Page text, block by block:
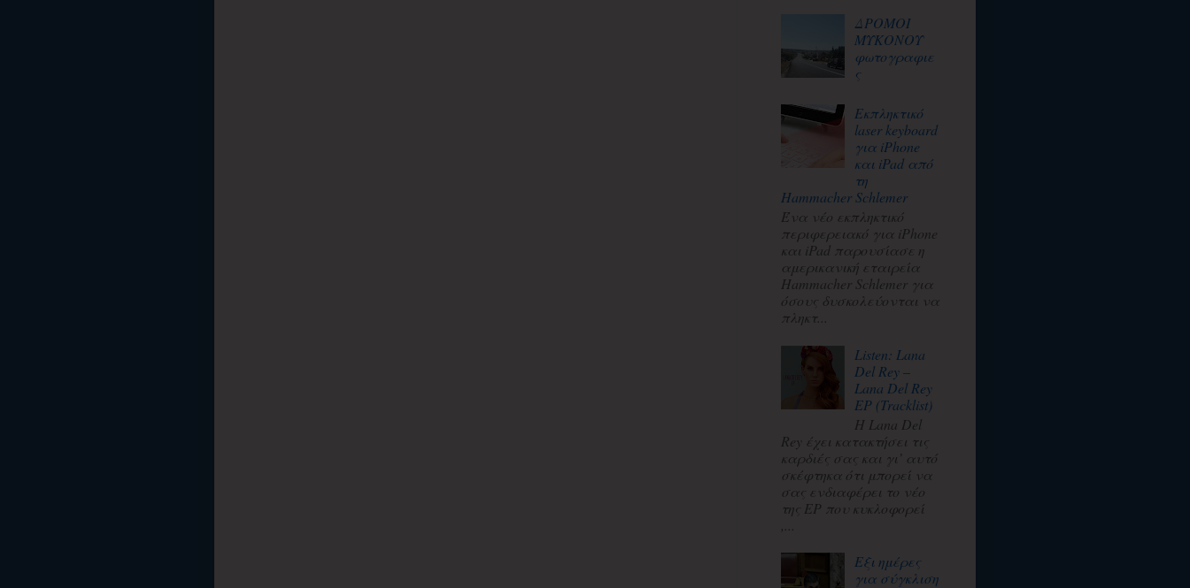
ΔΡΟΜΟΙ
ΜΥΚΟΝΟΥ
φωτογραφιε
ς
Εκπληκτικό
laser keyboard
για iPhone
και iPad από
τη
Hammacher Schlemer
Ένα νέο εκπληκτικό
περιφερειακό για iPhone
και iPad παρουσίασε η
αμερικανική εταιρεία
Hammacher Schlemer για
όσους δυσκολεύονται να
πληκτ...
Listen: Lana
Del Rey –
Lana Del Rey
EP (Tracklist)
Η Lana Del
Rey έχει κατακτήσει τις
καρδιές σας και γι’ αυτό
σκέφτηκα ότι μπορεί να
σας ενδιαφέρει το νέο
της EP που κυκλοφορεί
Εξι ημέρες
για σύγκλιση